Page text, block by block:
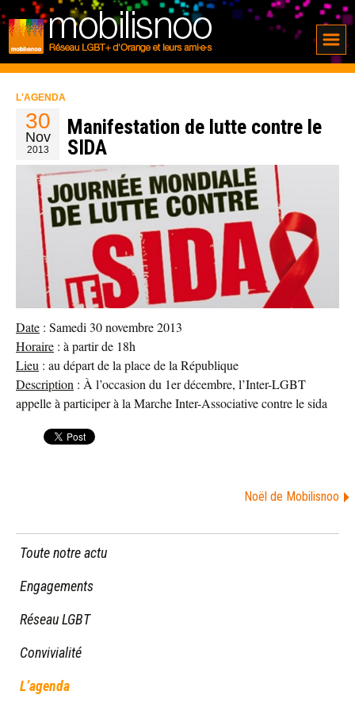
L'AGENDA
30
Nov
2013
Manifestation de lutte contre le
SIDA
Date : Samedi 30 novembre 2013
Horaire : à partir de 18h
Lieu : au départ de la place de la République
Description : À l’occasion du 1er décembre, l’Inter-LGBT
appelle à participer à la Marche Inter-Associative contre le sida
Noël de Mobilisnoo
Toute notre actu
Engagements
Réseau LGBT
Convivialité
L’agenda